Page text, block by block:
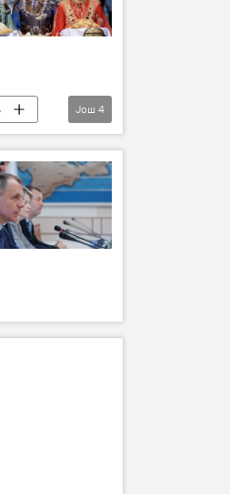
Још 4